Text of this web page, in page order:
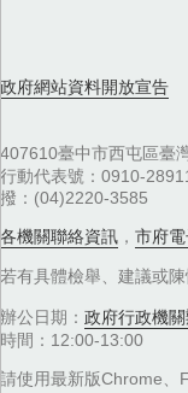
政府網站資料開放宣告
407610臺中市西屯區臺
行動代表號：0910-
撥：(04)2220-3585
各機關聯絡資訊 ， 市府
若有具體檢舉、建議或
辦公日期： 政府行政機
時間：12:00-13:00
請使用最新版Chrome、